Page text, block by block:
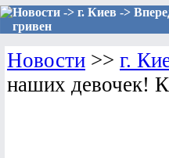
Новости -> г. Киев ->
гривен
Новости >> г.
наших девочек!